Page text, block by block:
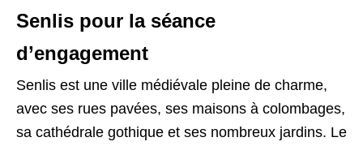
Senlis pour la séance
d’engagement
Senlis est une ville médiévale pleine de charme,
avec ses rues pavées, ses maisons à colombages,
sa cathédrale gothique et ses nombreux jardins. Le